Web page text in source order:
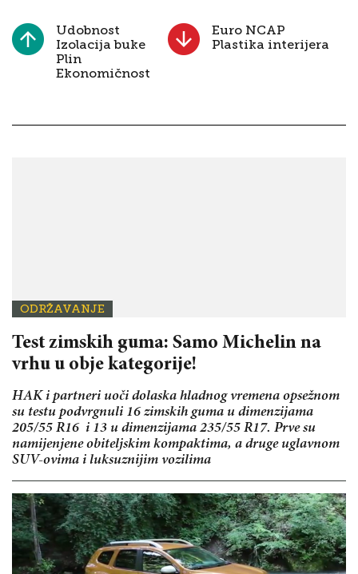
Udobnost
Izolacija buke
Plin
Ekonomičnost
Euro NCAP
Plastika interijera
ODRŽAVANJE
Test zimskih guma: Samo Michelin na
vrhu u obje kategorije!
HAK i partneri uoči dolaska hladnog vremena opsežnom
su testu podvrgnuli 16 zimskih guma u dimenzijama
205/55 R16 i 13 u dimenzijama 235/55 R17. Prve su
namijenjene obiteljskim kompaktima, a druge uglavnom
SUV-ovima i luksuznijim vozilima